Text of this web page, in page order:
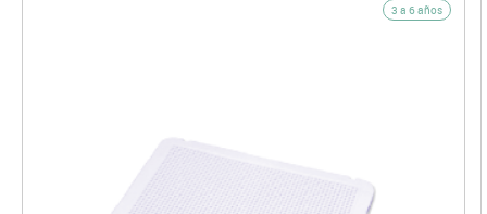
3 a 6 años